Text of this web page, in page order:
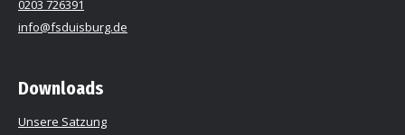
0203 726391
info@fsduisburg.de
Downloads
Unsere Satzung